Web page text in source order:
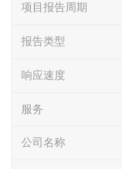
项目报告周期
报告类型
响应速度
服务
公司名称